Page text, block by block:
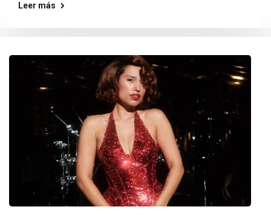
Leer más